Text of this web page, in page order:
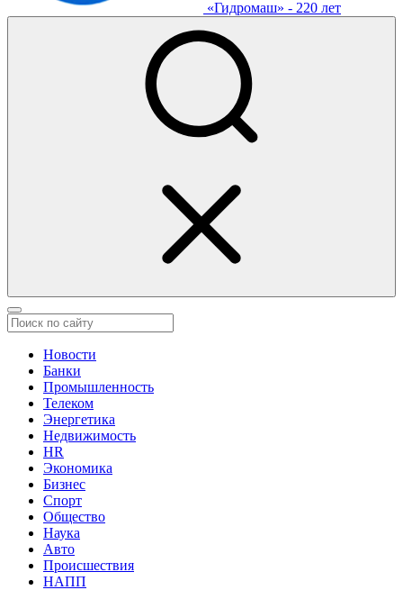
«Гидромаш» - 220 лет
Новости
Банки
Промышленность
Телеком
Энергетика
Недвижимость
HR
Экономика
Бизнес
Спорт
Общество
Наука
Авто
Происшествия
НАПП